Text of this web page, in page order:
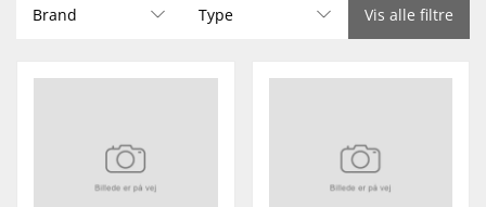
Brand Type Vis alle filtre